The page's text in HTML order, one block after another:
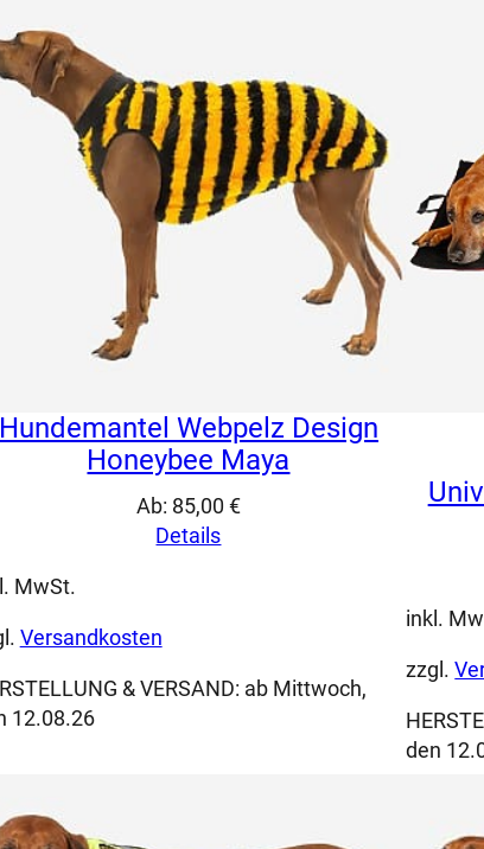
Hundemantel Webpelz Design
Honeybee Maya
Ab: 85,00 €
Details
MwSt.
Versandkosten
& VERSAND: ab Mittwoch,
12.08.26
inkl.
zzgl.
den